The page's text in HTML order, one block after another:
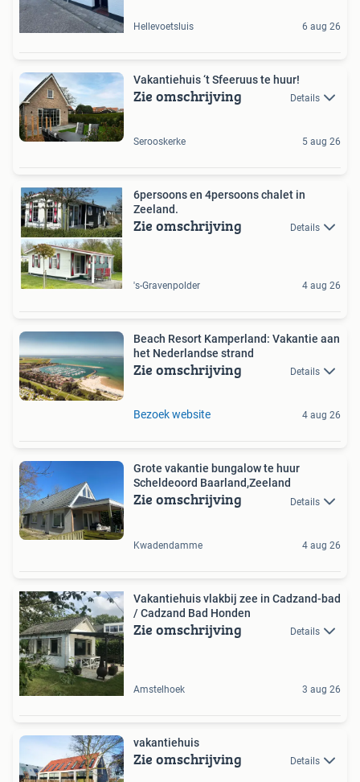
Hellevoetsluis 6 aug 26
Vakantiehuis ‘t Sfeeruus te huur!
Zie omschrijving Details
Serooskerke 5 aug 26
6persoons en 4persoons chalet in
Zeeland.
Zie omschrijving Details
's-Gravenpolder 4 aug 26
Beach Resort Kamperland: Vakantie aan
het Nederlandse strand
Zie omschrijving Details
Bezoek website 4 aug 26
Grote vakantie bungalow te huur
Scheldeoord Baarland,Zeeland
Zie omschrijving Details
Kwadendamme 4 aug 26
Vakantiehuis vlakbij zee in Cadzand-bad
/ Cadzand Bad Honden
Zie omschrijving Details
Amstelhoek 3 aug 26
vakantiehuis
Zie omschrijving Details